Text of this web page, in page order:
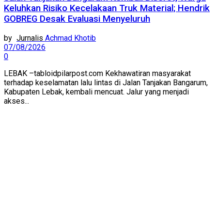
Keluhkan Risiko Kecelakaan Truk Material; Hendrik
GOBREG Desak Evaluasi Menyeluruh
by
Achmad Khotib
07/08/2026
0
LEBAK –tabloidpilarpost.com Kekhawatiran masyarakat
terhadap keselamatan lalu lintas di Jalan Tanjakan Bangarum,
Kabupaten Lebak, kembali mencuat. Jalur yang menjadi
akses...